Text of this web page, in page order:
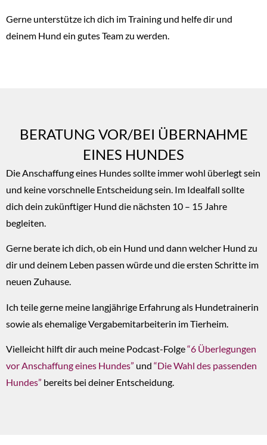
Gerne unterstütze ich dich im Training und helfe dir und
deinem Hund ein gutes Team zu werden.
BERATUNG VOR/BEI ÜBERNAHME
EINES HUNDES
Die Anschaffung eines Hundes sollte immer wohl überlegt sein
und keine vorschnelle Entscheidung sein. Im Idealfall sollte
dich dein zukünftiger Hund die nächsten 10 – 15 Jahre
begleiten.
Gerne berate ich dich, ob ein Hund und dann welcher Hund zu
dir und deinem Leben passen würde und die ersten Schritte im
neuen Zuhause.
Ich teile gerne meine langjährige Erfahrung als Hundetrainerin
sowie als ehemalige Vergabemitarbeiterin im Tierheim.
Vielleicht hilft dir auch meine Podcast-Folge“6 Überlegungen
vor Anschaffung eines Hundes” und “Die Wahl des passenden
Hundes” bereits bei deiner Entscheidung.